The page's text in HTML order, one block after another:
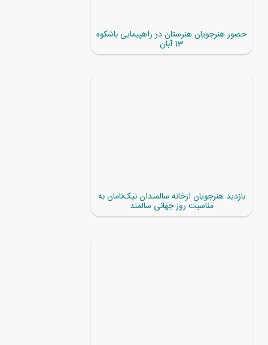
حضور هنرجویان هنرستان در راهپیمایی باشکوه
13 آبان
بازدید هنرجویان ازخانه سالمندان نیک‌نامان به
مناسبت روز جهانی سالمند